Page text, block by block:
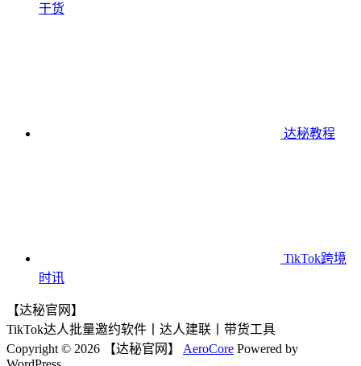
干货
达秘教程
TikTok跨境
时讯
【达秘官网】
TikTok达人批量邀约软件丨达人建联丨带货工具
Copyright © 2026 【达秘官网】 AeroCore Powered by